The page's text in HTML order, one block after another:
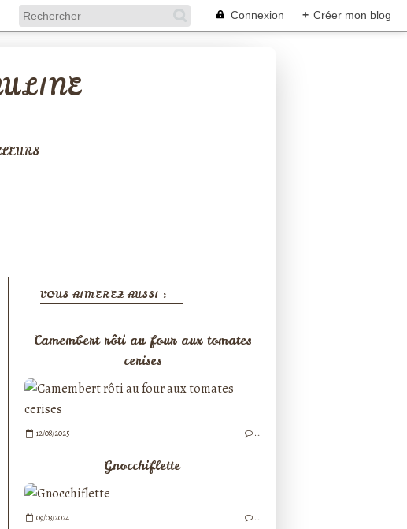
Connexion + Créer mon blog
VOUS AIMEREZ AUSSI :
Camembert rôti au four aux tomates
cerises
12/08/2025 …
Gnocchiflette
09/03/2024 …